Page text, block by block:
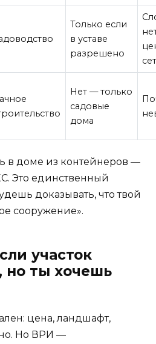
Только если
в уставе
разрешено
Нет — только
садовые
дома
в доме из контейнеров —
Это единственный
доказывать, что твой
сооружение».
участок
но ты хочешь
цена, ландшафт,
Но ВРИ —